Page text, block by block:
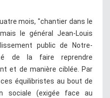
mois, "chantier dans le
le général Jean-Louis
public de Notre-
de la faire reprendre
et de manière ciblée. Par
équilibristes au bout de
sociale (exigée face au